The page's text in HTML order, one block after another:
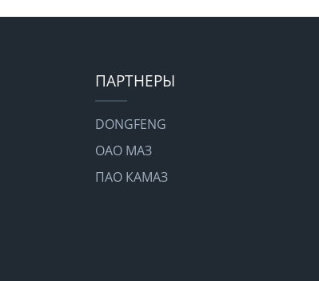
ПАРТНЕРЫ
DONGFENG
ОАО МАЗ
ПАО КАМАЗ